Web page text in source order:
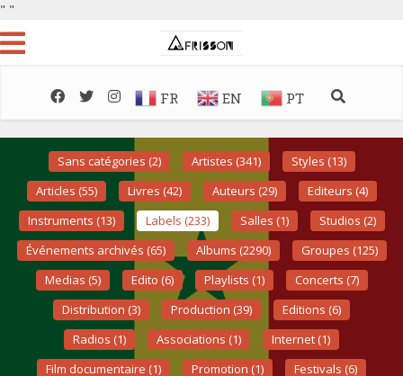
" "
FR EN PT
Sans catégories (2) Artistes (341)
Styles (13)
Articles (55)
Livres (42) Auteurs (29)
Editeurs (4)
Instruments (13)
Labels (233) Salles (1)
Studios (2)
Événements archivés (65)
Albums (2290)
Groupes (125)
Medias (5)
Edito (6) Playlists (1)
Concerts (7)
Distribution (3)
Production (39)
Editions (6)
Radios (1)
Associations (1)
Internet (1)
Film documentaire (1)
Promotion (1)
Festivals (6)